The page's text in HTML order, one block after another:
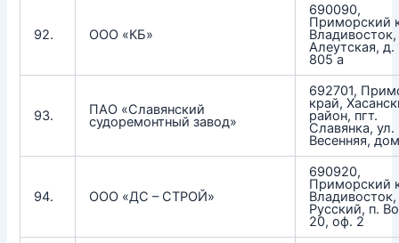
92. ООО «КБ»
690090,
Приморский
Владивосток,
Алеутская, д.
805 а
93. ПАО «Славянский
судоремонтный завод»
692701,
край,
район, пгт.
Славянка, ул.
Весенняя,
94. ООО «ДС – СТРОЙ»
690920,
Приморский
Русский, п.
20, оф. 2